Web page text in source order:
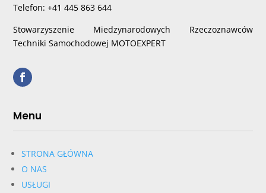
Telefon: +41 445 863 644
Stowarzyszenie Miedzynarodowych Rzeczoznawców
Techniki Samochodowej MOTOEXPERT
Menu
STRONA GŁÓWNA
O NAS
USŁUGI